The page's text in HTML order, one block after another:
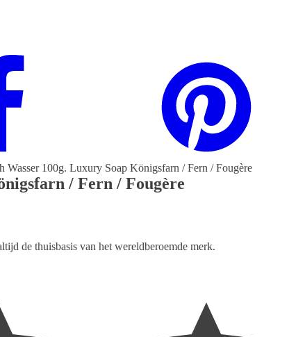
Wasser 100g. Luxury Soap Königsfarn / Fern / Fougère
/ Fern / Fougère
de thuisbasis van het wereldberoemde merk.